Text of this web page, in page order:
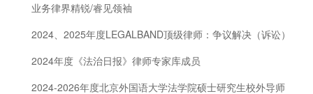
业务律界精锐/睿见领袖
2024、2025年度LEGALBAND顶级律师：争议解决（诉讼）
2024年度《法治日报》律师专家库成员
2024-2026年度北京外国语大学法学院硕士研究生校外导师